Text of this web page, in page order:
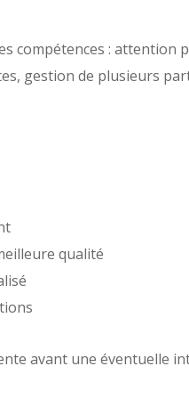
compétences : attention
gestion de plusieurs
qualité
avant une éventuelle